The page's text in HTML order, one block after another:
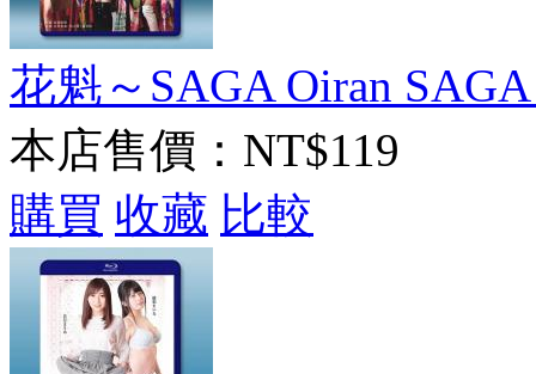
花魁～SAGA Oiran
本店售價： NT$119
購買 收藏 比較